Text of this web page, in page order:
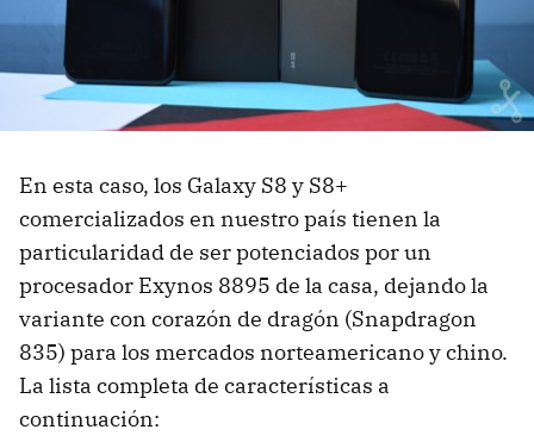
En esta caso, los Galaxy S8 y S8+
comercializados en nuestro país tienen la
particularidad de ser potenciados por un
procesador Exynos 8895 de la casa, dejando la
variante con corazón de dragón (Snapdragon
835) para los mercados norteamericano y chino.
La lista completa de características a
continuación: